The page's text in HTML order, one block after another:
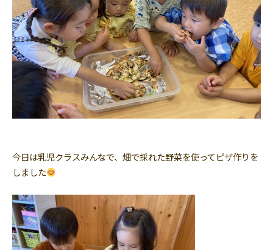
今日は乳児クラスみんなで、畑で採れた野菜を使ってピザ作りを
しました